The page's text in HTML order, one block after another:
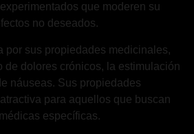
que moderen su
no deseados.
por sus propiedades medicinales,
de dolores crónicos, la estimulación
náuseas. Sus propiedades
para aquellos que buscan
específicas.